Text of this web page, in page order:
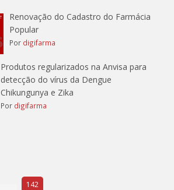
Renovação do Cadastro do Farmácia
Popular
Por digifarma
Produtos regularizados na Anvisa para
detecção do vírus da Dengue
Chikungunya e Zika
Por digifarma
142